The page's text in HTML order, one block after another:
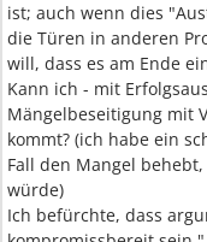
ist; auch wenn dies
die Türen in anderen
will, dass es am Ende
Kann ich - mit
Mängelbeseitigung mit
kommt? (ich habe ein
Fall den Mangel
würde)
Ich befürchte, dass